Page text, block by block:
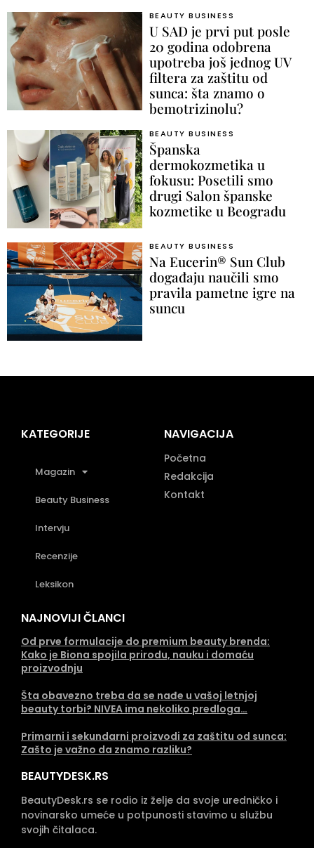
BEAUTY BUSINESS
U SAD je prvi put posle
20 godina odobrena
upotreba još jednog UV
filtera za zaštitu od
sunca: šta znamo o
bemotrizinolu?
BEAUTY BUSINESS
Španska
dermokozmetika u
fokusu: Posetili smo
drugi Salon španske
kozmetike u Beogradu
BEAUTY BUSINESS
Na Eucerin® Sun Club
događaju naučili smo
pravila pametne igre na
suncu
KATEGORIJE
Magazin
Beauty Business
Intervju
Recenzije
Leksikon
NAVIGACIJA
Početna
Redakcija
Kontakt
NAJNOVIJI ČLANCI
Od prve formulacije do premium beauty brenda:
Kako je Biona spojila prirodu, nauku i domaću
proizvodnju
Šta obavezno treba da se nađe u vašoj letnjoj
beauty torbi? NIVEA ima nekoliko predloga…
Primarni i sekundarni proizvodi za zaštitu od sunca:
Zašto je važno da znamo razliku?
BEAUTYDESK.RS
BeautyDesk.rs se rodio iz želje da svoje uredničko i
novinarsko umeće u potpunosti stavimo u službu
svojih čitalaca.